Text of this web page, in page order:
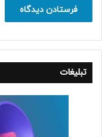
تبلیغات